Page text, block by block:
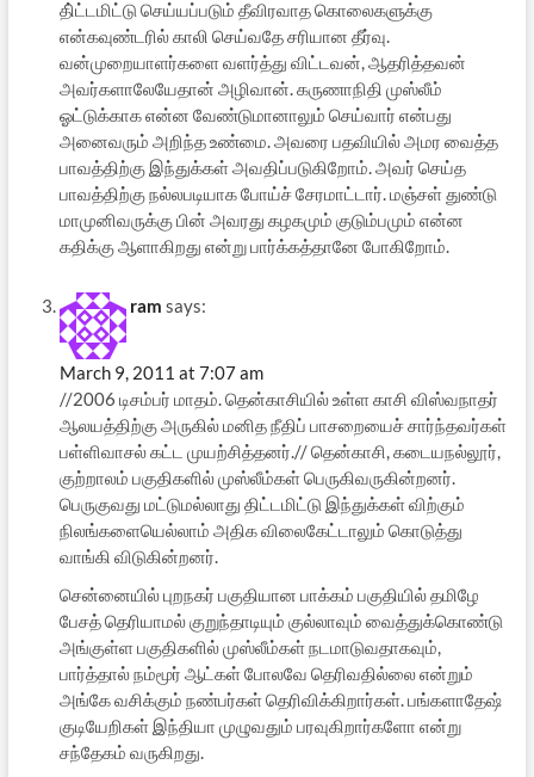
தி்ட்டமிட்டு செய்யப்படும் தீவிரவாத கொலைகளுக்கு
என்கவுண்டரில் காலி செய்வதே சரியான தீர்வு.
வன்முறையாளர்களை வளர்த்து விட்டவன், ஆதரித்தவன்
அவர்களாலேயேதான் அழிவான். கருணாநிதி முஸ்லீம்
ஓட்டுக்காக என்ன வேண்டுமானாலும் செய்வார் என்பது
அனைவரும் அறிந்த உண்மை. அவரை பதவியில் அமர வைத்த
பாவத்திற்கு இந்துக்கள் அவதிப்படுகிறோம். அவர் செய்த
பாவத்திற்கு நல்லபடியாக போய்ச் சேரமாட்டார். மஞ்சள் துண்டு
மாமுனிவருக்கு பின் அவரது கழகமும் குடும்பமும் என்ன
கதிக்கு ஆளாகிறது என்று பார்க்கத்தானே போகிறோம்.
ram says:
March 9, 2011 at 7:07 am
//2006 டிசம்பர் மாதம். தென்காசியில் உள்ள காசி விஸ்வநாதர்
ஆலயத்திற்கு அருகில் மனித நீதிப் பாசறையைச் சார்ந்தவர்கள்
பள்ளிவாசல் கட்ட முயற்சித்தனர்.// தென்காசி, கடையநல்லூர்,
குற்றாலம் பகுதிகளில் முஸ்லீம்கள் பெருகிவருகின்றனர்.
பெருகுவது மட்டுமல்லாது திட்டமிட்டு இந்துக்கள் விற்கும்
நிலங்களையெல்லாம் அதிக விலைகேட்டாலும் கொடுத்து
வாங்கி விடுகின்றனர்.
சென்னையில் புறநகர் பகுதியான பாக்கம் பகுதியில் தமிழே
பேசத் தெரியாமல் குறுந்தாடியும் குல்லாவும் வைத்துக்கொண்டு
அங்குள்ள பகுதிகளில் முஸ்லீம்கள் நடமாடுவதாகவும்,
பார்த்தால் நம்மூர் ஆட்கள் போலவே தெரிவதில்லை என்றும்
அங்கே வசிக்கும் நண்பர்கள் தெரிவிக்கிறார்கள். பங்களாதேஷ்
குடியேறிகள் இந்தியா முழுவதும் பரவுகிறார்களோ என்று
சந்தேகம் வருகிறது.